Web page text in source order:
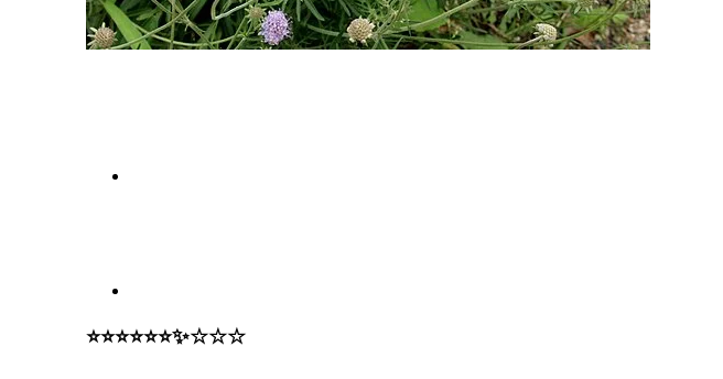
⭐️⭐️⭐️⭐️⭐️⭐️✨☆☆☆